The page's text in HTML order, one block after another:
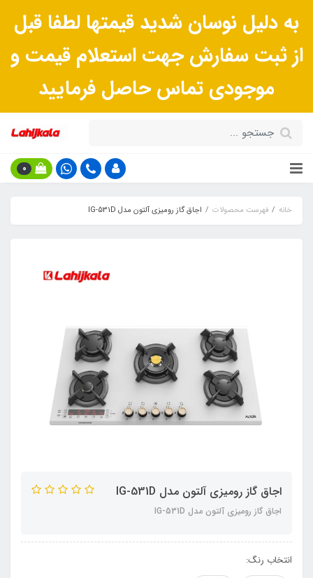
به دلیل نوسان شدید قیمتها لطفا قبل
از ثبت سفارش جهت استعلام قیمت و
موجودی تماس حاصل فرمایید
0
خانه فهرست محصولات اجاق گاز رومیزی آلتون مدل IG-531D
اجاق گاز رومیزی آلتون مدل IG-531D
اجاق گاز رومیزی آلتون مدل IG-531D
انتخاب رنگ: